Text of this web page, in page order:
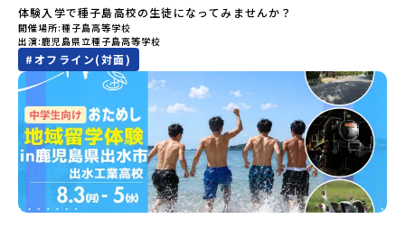
うえで、「有田町では具体的に何をするの？」「どんな町なの？」
という疑問にお答えする説明会です。有田町ならではの豊かな文化
や、2泊3日のプログラムの中身をたっぷりとお伝えします。日
時： 5月11日(月) 19：00〜19：40内 容： 有田町ってどんなとこ
ろ？、プログラム詳細解説、質疑応答お申し込み：https://c-
mirai.jp/events/068058お気軽にどうぞ！「はじめての一人旅だ
けど大丈夫？」「どんな体験ができるの？」そんな保護者様の不安
や、中学生のみなさんの素朴な疑問にスタッフが直接お答えしま
す。チャットでの質問も可能ですので、ぜひご自宅からリラックス
してご参加ください。▼お申し込み前に必ずご確認ください・参加
規約への同意プログラムへの参加申し込みいただく前に、「お申し
込みに関する各規約」への同意が必須となります。ご確認くださ
がら町の歴史や「生き方」を学ぶことができ、大充実の2泊3日にな
ること間違いなし！そんなユニークな魅力がたっぷりつまった北海
道平取町へ、人生の可能性をひらく特別な旅に出発しませんか？体
験のおすすめポイント体験プログラム内容（予定）＜1日目＞
（PM）「オリエンテーション・自己紹介ワーク」「高校生企画①-
遊び編-」 -平取高校生と仲を深める「びらとりの歴史・文化を知
る！アイヌ文化フィールドワーク」 -アイヌ文化博物館でアイヌ文
化を理解する -アイヌ伝統文化を感じるアクティビティ「1日を振
り返るーみんなで体験シェア」＜2日目＞（AM）「平取高校見学・
寮見学」 -平取高校の特徴を知る学校体験 -在校生との対話「高
校生企画②-町の紹介編-」 -ビンゴをしながら町を知ろう！（PM）
「自然と農を感じる！農業アクティビティ」 -平取特産の「びらと
します。今回のフィールドは「北海道 大樹町（たいきちょう）」北
海道の東部、十勝の南部に位置する大樹町（たいきちょう）。西に
日高山脈（ひだかさんみゃく）が連なり、東は太平洋に面した自然
豊かな町です。酪農を主体とした農業や漁業、林業が盛んであると
同時に、「宇宙に一番近い町」として航空宇宙産業の誘致を進める
ユニークな顔を持っています 。見上げるほど大きな山々が連なる
「日高山脈（ひだかさんみゃく）」の絶景！牛たちがのんびりと過
ごす放牧地や、海が見える珍しい温泉。日本一の清流に選ばれたこ
ともある「歴舟川（れきふねがわ）」。 他の地域では見ることので
きない圧倒的スケールの自然と、新しい産業が交差する瞬間を肌で
体感できる町です。北の大地で脈々と受け継がれる 「フロンティア
スピリッツ」を体感！ 「フロンティアスピリッツ（開拓者精神）」
体験入学で種子島高校の生徒になってみませんか？
開催場所 種子島高等学校
出演 鹿児島県立種子島高等学校
#オフライン(対面)